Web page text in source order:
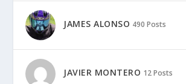
JAMES ALONSO 490 Posts
JAVIER MONTERO 12 Posts